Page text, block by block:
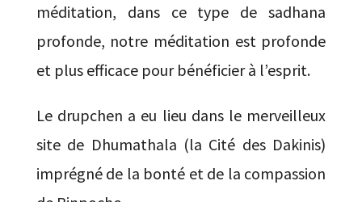
méditation, dans ce type de sadhana
profonde, notre méditation est profonde
et plus efficace pour bénéficier à l’esprit.
Le drupchen a eu lieu dans le merveilleux
site de Dhumathala (la Cité des Dakinis)
imprégné de la bonté et de la compassion